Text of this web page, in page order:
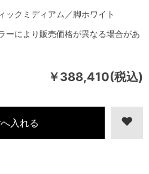
￥388,410(税込)
ーにより販売価格が異なる場合があ
ックミディアム／脚ホワイト